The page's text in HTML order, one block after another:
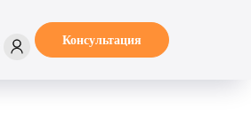
Консультация